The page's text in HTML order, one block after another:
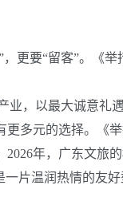
更要“留客”。《举
，以最大诚意礼
多元的选择。《
年，广东文旅
片温润热情的友好